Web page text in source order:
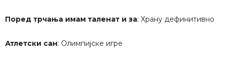
Поред трчања имам таленат и за: Храну дефинитивно
Атлетски сан: Олимпијске игре